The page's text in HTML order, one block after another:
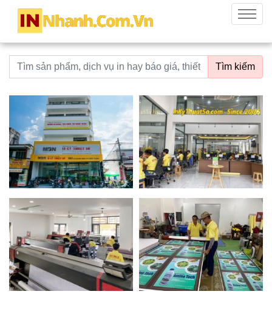
innhanh.com.vn
Menu
Từ khoá tìm kiếm Tìm kiếm